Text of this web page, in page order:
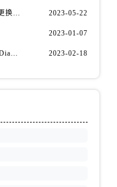
安徽省淮南市田家庵区国庆中路萧邦售后服务中心（需提前预约）
萧邦表蒙正确更换方式（手表表蒙更换知识） 2023-05-22
2023-01-07
萧邦宣布演员成毅出任萧邦Happy Diamonds系列品牌大使 2023-02-18